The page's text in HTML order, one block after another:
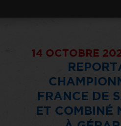
14 OCTOBRE
FRANCE DE
ET COMBINÉ